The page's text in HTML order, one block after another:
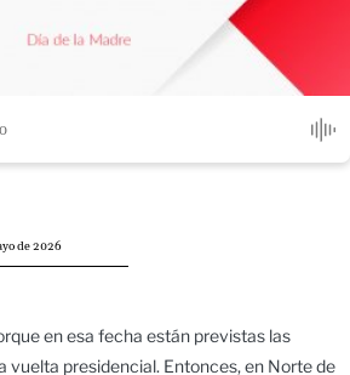
de 2026
en esa fecha están previstas las
vuelta presidencial. Entonces, en Norte de